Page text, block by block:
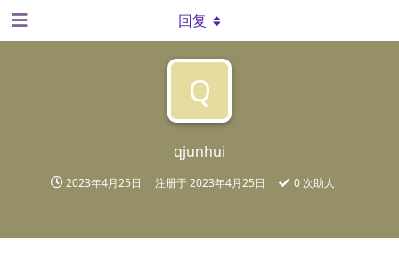
Q
qjunhui
2023年4月25日 注册于2023年4月25日 0 次助人
回复